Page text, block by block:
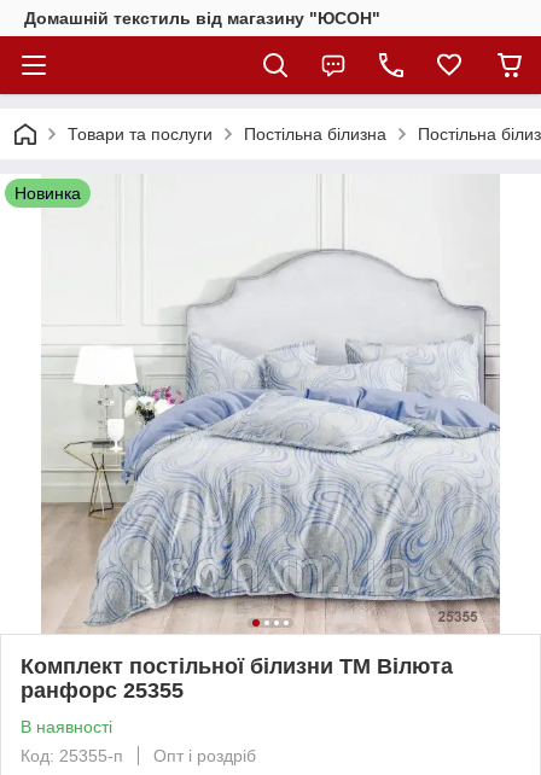
Домашній текстиль від магазину "ЮСОН"
Товари та послуги Постільна білизна Постільна
Новинка
Комплект постільної білизни ТМ Вілюта
ранфорс 25355
В наявності
Код: 25355-п
Опт і роздріб